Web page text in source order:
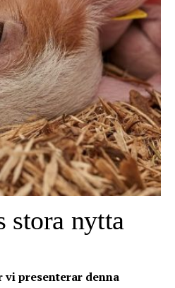
stora nytta
presenterar denna